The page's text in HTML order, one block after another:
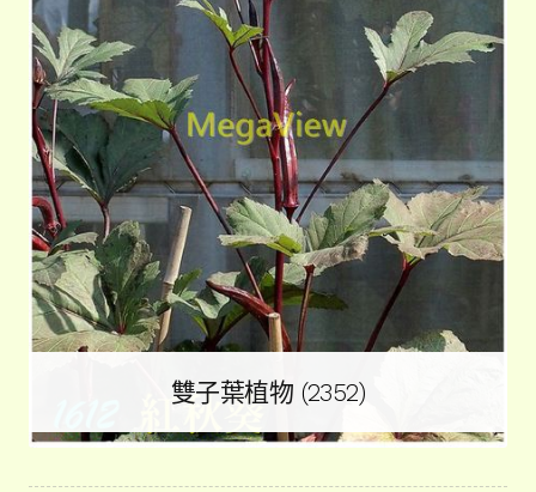
雙子葉植物 (2352)